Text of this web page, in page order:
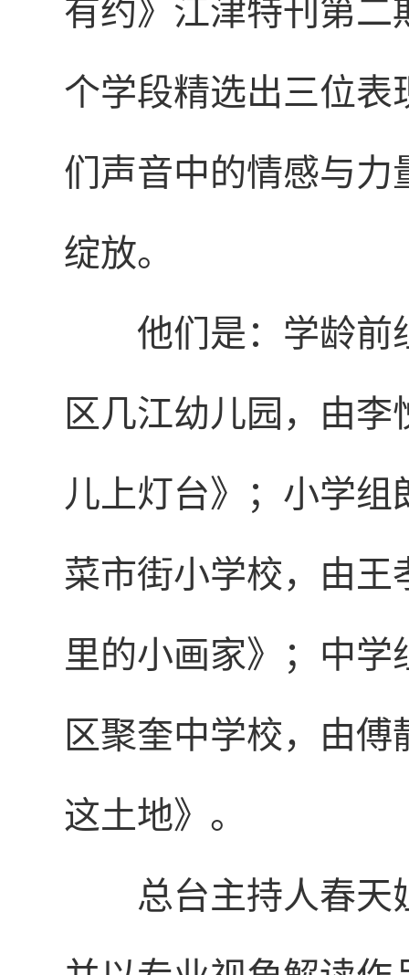
有约》江津特刊第
个学段精选出三位表
们声音中的情感与力
绽放。
他们是：学龄前
区几江幼儿园，由
儿上灯台》；小学
菜市街小学校，由
里的小画家》；中
区聚奎中学校，由
这土地》。
总台主持人春天